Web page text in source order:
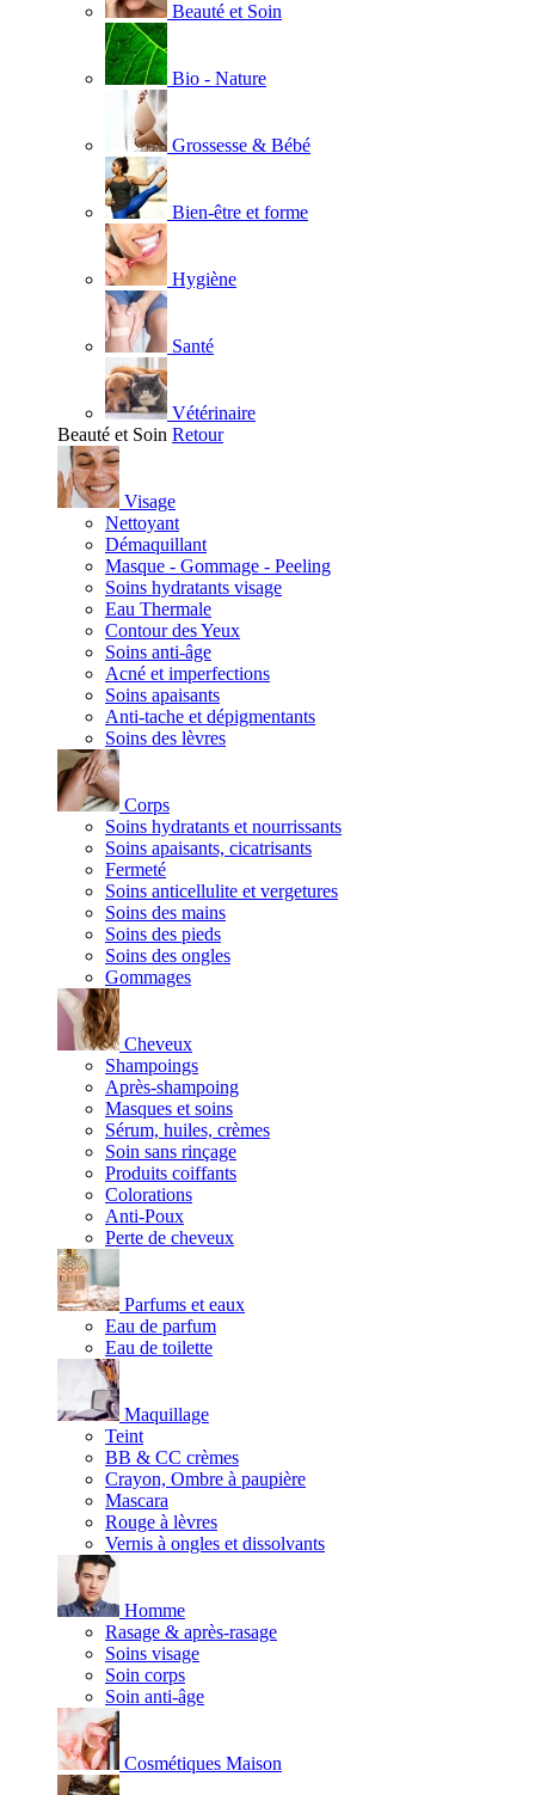
Beauté et Soin
Bio - Nature
Grossesse & Bébé
Bien-être et forme
Hygiène
Santé
Vétérinaire
Beauté et Soin Retour
Visage
Nettoyant
Démaquillant
Masque - Gommage - Peeling
Soins hydratants visage
Eau Thermale
Contour des Yeux
Soins anti-âge
Acné et imperfections
Soins apaisants
Anti-tache et dépigmentants
Soins des lèvres
Corps
Soins hydratants et nourrissants
Soins apaisants, cicatrisants
Fermeté
Soins anticellulite et vergetures
Soins des mains
Soins des pieds
Soins des ongles
Gommages
Cheveux
Shampoings
Après-shampoing
Masques et soins
Sérum, huiles, crèmes
Soin sans rinçage
Produits coiffants
Colorations
Anti-Poux
Perte de cheveux
Parfums et eaux
Eau de parfum
Eau de toilette
Maquillage
Teint
BB & CC crèmes
Crayon, Ombre à paupière
Mascara
Rouge à lèvres
Vernis à ongles et dissolvants
Homme
Rasage & après-rasage
Soins visage
Soin corps
Soin anti-âge
Cosmétiques Maison